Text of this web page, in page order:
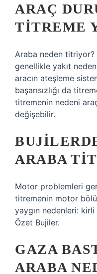
ARAÇ
TITREME
Araba neden titriyor?
genellikle yakıt
aracın ateşleme
başarısızlığı da
titremenin nedeni
değişebilir.
ARABA
Motor problemleri
titremenin motor
yaygın nedenleri:
Özet Bujiler.
GAZA
ARABA